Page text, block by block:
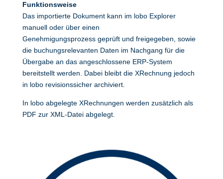
Funktionsweise
Das importierte Dokument kann im lobo Explorer
manuell oder über einen
Genehmigungsprozess geprüft und freigegeben, sowie
die buchungsrelevanten Daten im Nachgang für die
Übergabe an das angeschlossene ERP-System
bereitstellt werden. Dabei bleibt die XRechnung jedoch
in lobo revisionssicher archiviert.
In lobo abgelegte XRechnungen werden zusätzlich als
PDF zur XML-Datei abgelegt.